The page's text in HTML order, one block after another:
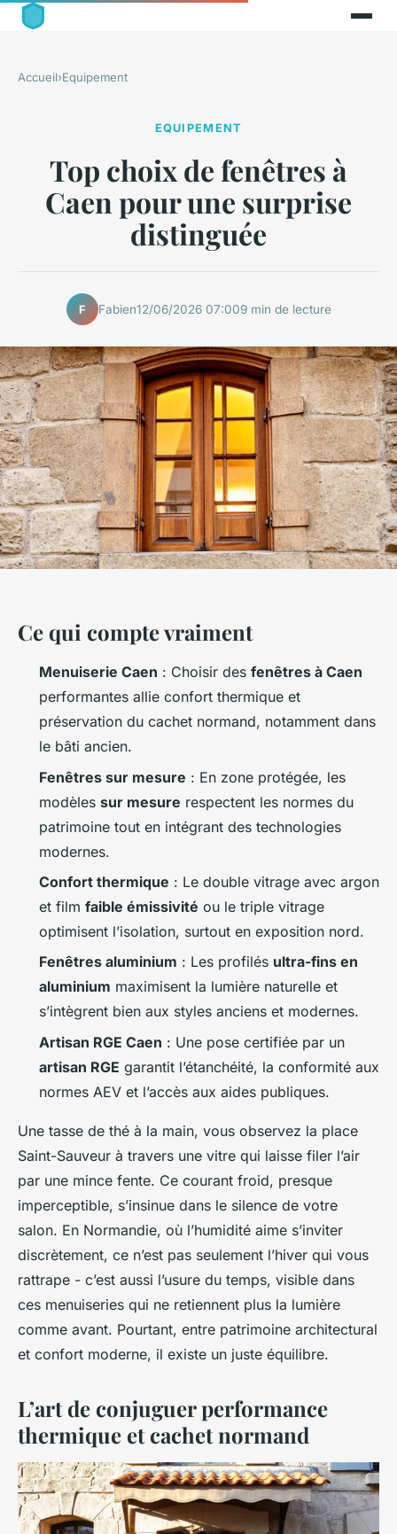
Accueil›Equipement
EQUIPEMENT
Top choix de fenêtres à
Caen pour une surprise
distinguée
F Fabien12/06/2026 07:009 min de lecture
Ce qui compte vraiment
Menuiserie Caen : Choisir des fenêtres à Caen
performantes allie confort thermique et
préservation du cachet normand, notamment dans
le bâti ancien.
Fenêtres sur mesure : En zone protégée, les
modèles sur mesure respectent les normes du
patrimoine tout en intégrant des technologies
modernes.
Confort thermique : Le double vitrage avec argon
et film faible émissivité ou le triple vitrage
optimisent l’isolation, surtout en exposition nord.
Fenêtres aluminium : Les profilés ultra-fins en
aluminium maximisent la lumière naturelle et
s’intègrent bien aux styles anciens et modernes.
Artisan RGE Caen : Une pose certifiée par un
artisan RGE garantit l’étanchéité, la conformité aux
normes AEV et l’accès aux aides publiques.
Une tasse de thé à la main, vous observez la place
Saint-Sauveur à travers une vitre qui laisse filer l’air
par une mince fente. Ce courant froid, presque
imperceptible, s’insinue dans le silence de votre
salon. En Normandie, où l’humidité aime s’inviter
discrètement, ce n’est pas seulement l’hiver qui vous
rattrape - c’est aussi l’usure du temps, visible dans
ces menuiseries qui ne retiennent plus la lumière
comme avant. Pourtant, entre patrimoine architectural
et confort moderne, il existe un juste équilibre.
L’art de conjuguer performance
thermique et cachet normand